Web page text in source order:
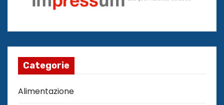
Categorie
Alimentazione